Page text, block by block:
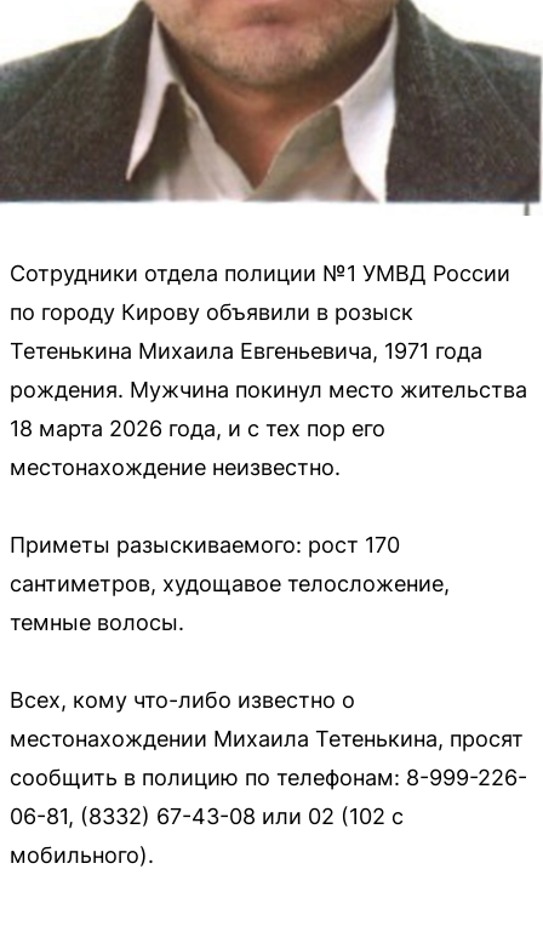
Сотрудники отдела полиции №1 УМВД России
по городу Кирову объявили в розыск
Тетенькина Михаила Евгеньевича, 1971 года
рождения. Мужчина покинул место жительства
18 марта 2026 года, и с тех пор его
местонахождение неизвестно.
Приметы разыскиваемого: рост 170
сантиметров, худощавое телосложение,
темные волосы.
Всех, кому что-либо известно о
местонахождении Михаила Тетенькина, просят
сообщить в полицию по телефонам: 8-999-226-
06-81, (8332) 67-43-08 или 02 (102 с
мобильного).